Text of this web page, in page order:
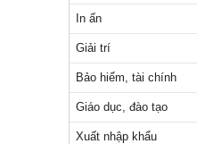
In ấn
Bảo hiểm, tài chính
Giáo dục, đào tạo
In ấn
Giải trí
Bảo hiểm, tài chính
Giáo dục, đào tạo
Xuất nhập khẩu